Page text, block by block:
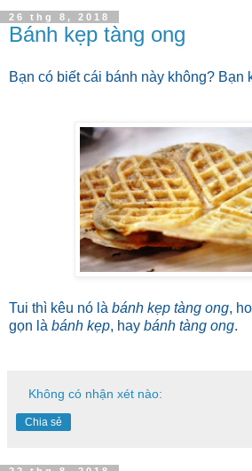
26 thg 8, 2018
Bánh kẹp tàng ong
Bạn có biết cái bánh này không? Bạn
Tui thì kêu nó là bánh kẹp tàng ong,
gọn là bánh kẹp, hay bánh tàng ong.
Không có nhận xét nào:
Chia sẻ